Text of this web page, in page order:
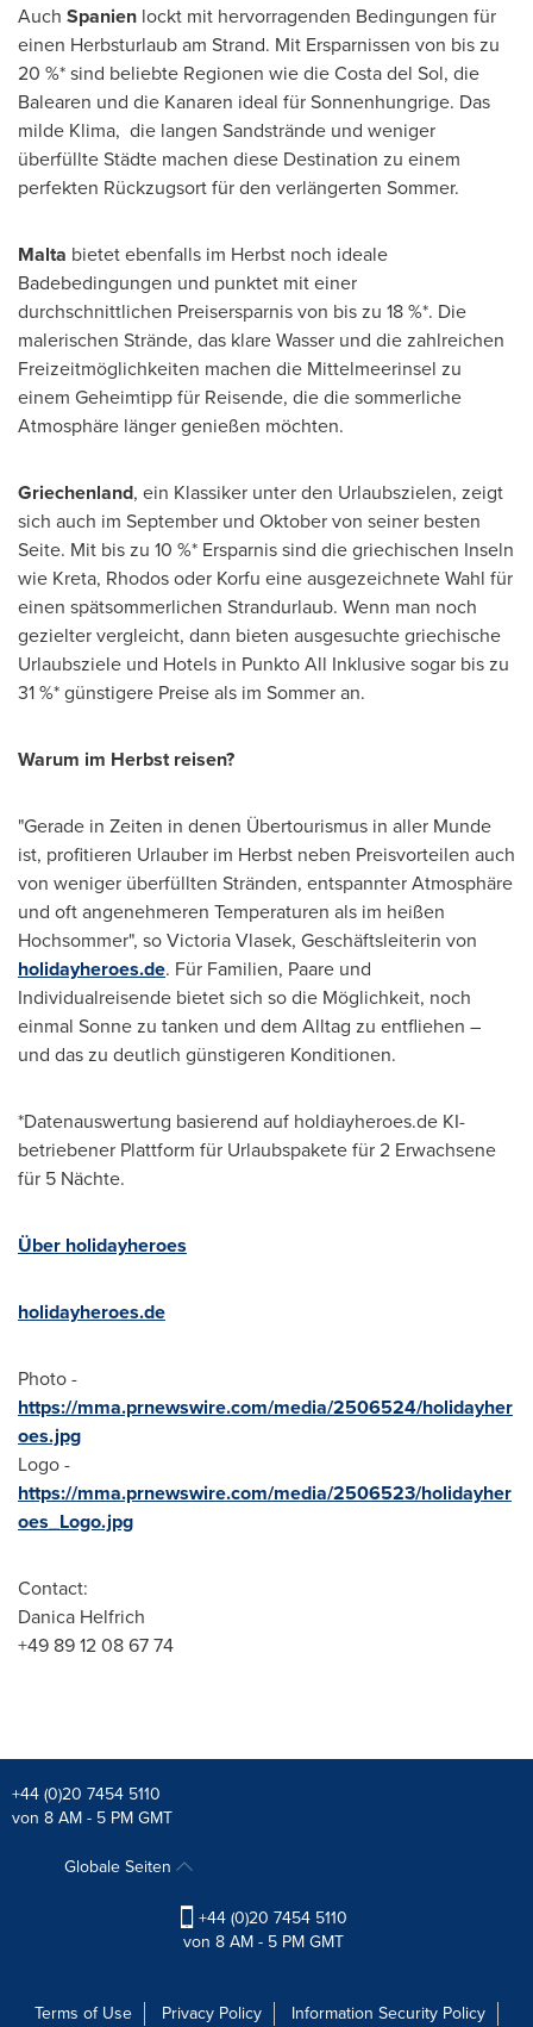
Auch Spanien lockt mit hervorragenden Bedingungen für
einen Herbsturlaub am Strand. Mit Ersparnissen von bis zu
20 %* sind beliebte Regionen wie die Costa del Sol, die
Balearen und die Kanaren ideal für Sonnenhungrige. Das
milde Klima, die langen Sandstrände und weniger
überfüllte Städte machen diese Destination zu einem
perfekten Rückzugsort für den verlängerten Sommer.
Malta bietet ebenfalls im Herbst noch ideale
Badebedingungen und punktet mit einer
durchschnittlichen Preisersparnis von bis zu 18 %*. Die
malerischen Strände, das klare Wasser und die zahlreichen
Freizeitmöglichkeiten machen die Mittelmeerinsel zu
einem Geheimtipp für Reisende, die die sommerliche
Atmosphäre länger genießen möchten.
Griechenland, ein Klassiker unter den Urlaubszielen, zeigt
sich auch im September und Oktober von seiner besten
Seite. Mit bis zu 10 %* Ersparnis sind die griechischen Inseln
wie Kreta, Rhodos oder Korfu eine ausgezeichnete Wahl für
einen spätsommerlichen Strandurlaub. Wenn man noch
gezielter vergleicht, dann bieten ausgesuchte griechische
Urlaubsziele und Hotels in Punkto All Inklusive sogar bis zu
31 %* günstigere Preise als im Sommer an.
Warum im Herbst reisen?
"Gerade in Zeiten in denen Übertourismus in aller Munde
ist, profitieren Urlauber im Herbst neben Preisvorteilen auch
von weniger überfüllten Stränden, entspannter Atmosphäre
und oft angenehmeren Temperaturen als im heißen
Hochsommer", soVictoria Vlasek, Geschäftsleiterin von
holidayheroes.de. Für Familien, Paare und
Individualreisende bietet sich so die Möglichkeit, noch
einmal Sonne zu tanken und dem Alltag zu entfliehen –
und das zu deutlich günstigeren Konditionen.
*Datenauswertung basierend auf holdiayheroes.de KI-
betriebener Plattform für Urlaubspakete für 2 Erwachsene
für 5 Nächte.
Über holidayheroes
holidayheroes.de
Photo -
https://mma.prnewswire.com/media/2506524/holidayher
oes.jpg
Logo -
https://mma.prnewswire.com/media/2506523/holidayher
oes_Logo.jpg
Contact:
Danica Helfrich
+49 89 12 08 67 74
+44 (0)20 7454 5110
von 8 AM - 5 PM GMT
Globale Seiten
+44 (0)20 7454 5110
von 8 AM - 5 PM GMT
Terms of Use Privacy Policy Information Security Policy